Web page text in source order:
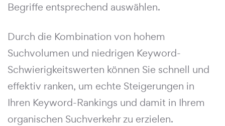
Begriffe entsprechend auswählen.
Durch die Kombination von hohem
Suchvolumen und niedrigen Keyword-
Schwierigkeitswerten können Sie schnell und
effektiv ranken, um echte Steigerungen in
Ihren Keyword-Rankings und damit in Ihrem
organischen Suchverkehr zu erzielen.